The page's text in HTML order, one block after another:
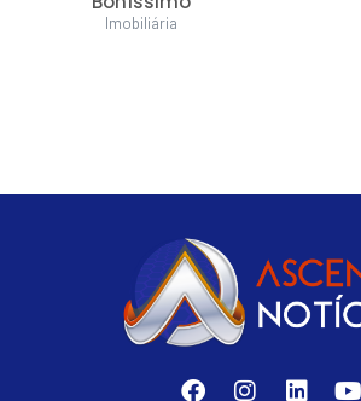
Imobiliária